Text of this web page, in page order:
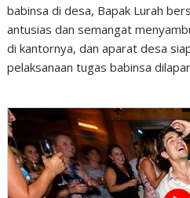
babinsa di desa, Bapak Lurah
antusias dan semangat
di kantornya, dan aparat desa
pelaksanaan tugas babinsa